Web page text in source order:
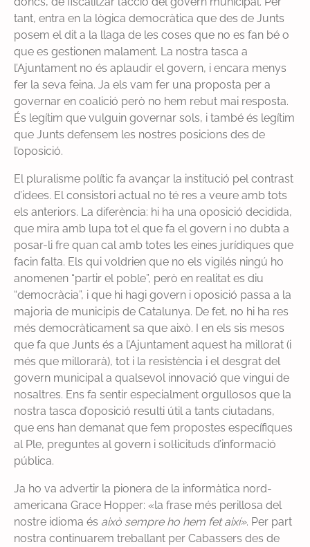
tant, entra en la lògica democràtica que des de Junts
posem el dit a la llaga de les coses que no es fan bé o
que es gestionen malament. La nostra tasca a
l’Ajuntament no és aplaudir el govern, i encara menys
fer la seva feina. Ja els vam fer una proposta per a
governar en coalició però no hem rebut mai resposta.
És legítim que vulguin governar sols, i també és legítim
que Junts defensem les nostres posicions des de
l’oposició.
El pluralisme polític fa avançar la institució pel contrast
d’idees. El consistori actual no té res a veure amb tots
els anteriors. La diferència: hi ha una oposició decidida,
que mira amb lupa tot el que fa el govern i no dubta a
posar-li fre quan cal amb totes les eines jurídiques que
facin falta. Els qui voldrien que no els vigilés ningú ho
anomenen “partir el poble”, però en realitat es diu
“democràcia”, i que hi hagi govern i oposició passa a la
majoria de municipis de Catalunya. De fet, no hi ha res
més democràticament sa que això. I en els sis mesos
que fa que Junts és a l’Ajuntament aquest ha millorat (i
més que millorarà), tot i la resistència i el desgrat del
govern municipal a qualsevol innovació que vingui de
nosaltres. Ens fa sentir especialment orgullosos que la
nostra tasca d’oposició resulti útil a tants ciutadans,
que ens han demanat que fem propostes específiques
al Ple, preguntes al govern i sol·licituds d’informació
pública.
Ja ho va advertir la pionera de la informàtica nord-
americana Grace Hopper: «la frase més perillosa del
nostre idioma és això sempre ho hem fet així». Per part
nostra continuarem treballant per Cabassers des de